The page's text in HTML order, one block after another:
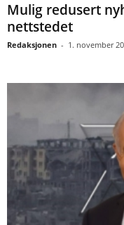
Mulig redusert
nettstedet
Redaksjonen - 1. november